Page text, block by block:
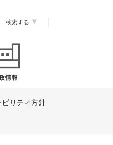
検索する
情報
リティ方針